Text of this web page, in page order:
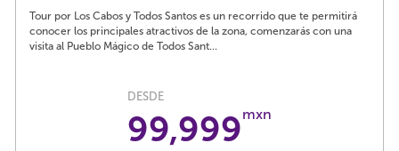
Tour por Los Cabos y Todos Santos es un recorrido que te permitirá
conocer los principales atractivos de la zona, comenzarás con una
visita al Pueblo Mágico de Todos Sant...
DESDE
99,999mxn